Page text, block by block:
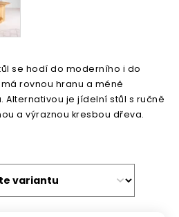
se hodí do moderního i do
rovnou hranu a méně
Alternativou je jídelní stůl s ručně
a výraznou kresbou dřeva.